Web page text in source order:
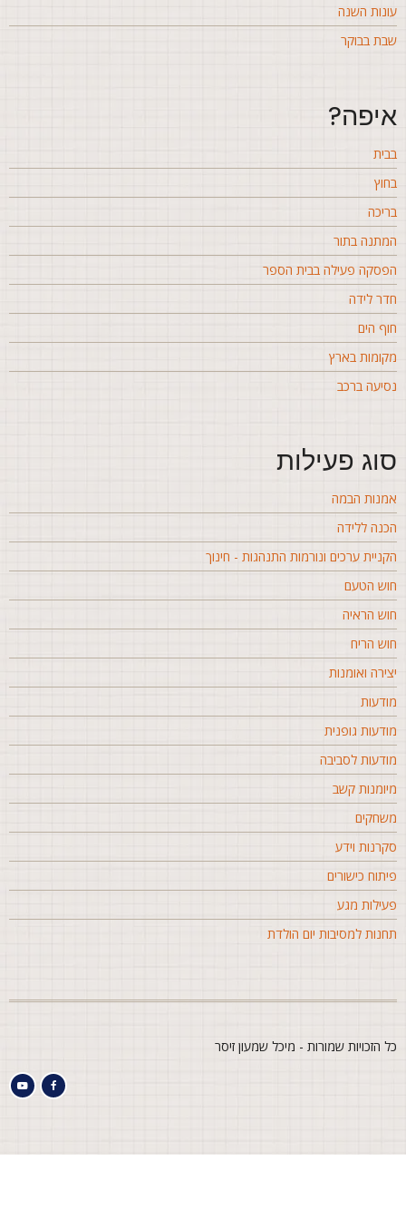
השנה
בבוקר
בתור
פעילה בבית הספר
לידה
הים
בארץ
ברכב
פעילות
הבמה
ללידה
ערכים ונורמות התנהגות - חינוך
הטעם
הראיה
הריח
ואומנות
גופנית
לסביבה
קשב
וידע
כישורים
מגע
למסיבות יום הולדת
הזכויות שמורות - מיכל שמעון זיסר